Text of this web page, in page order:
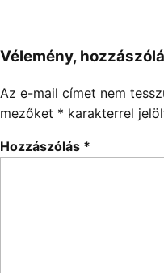
Vélemény,
Az e-mail címet nem
mezőket * karakterrel
Hozzászólás *